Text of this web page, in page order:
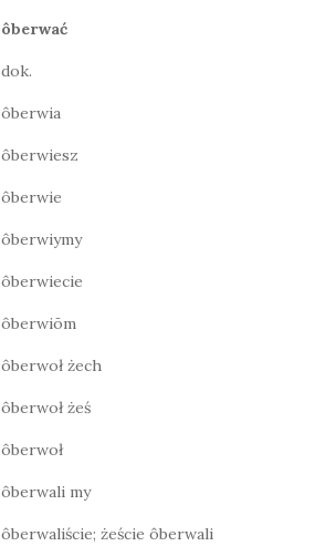
ôberwać
dok.
ôberwia
ôberwiesz
ôberwie
ôberwiymy
ôberwiecie
ôberwiōm
ôberwoł żech
ôberwoł żeś
ôberwoł
ôberwali my
ôberwaliście; żeście ôberwali